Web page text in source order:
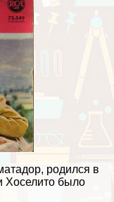
родился в
Хоселито было